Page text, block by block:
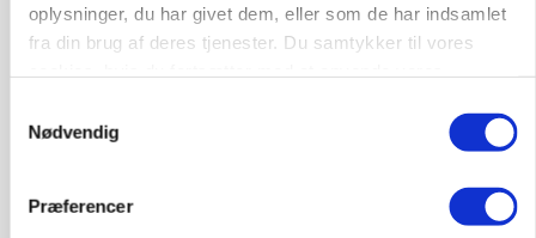
oplysninger, du har givet dem, eller som de har indsamlet
fra din brug af deres tjenester. Du samtykker til vores
Nødvendig
Præferencer
Kalvepasser til ejendom i udvikling søges
Kalve
6392, Bolderslev 03. aug.